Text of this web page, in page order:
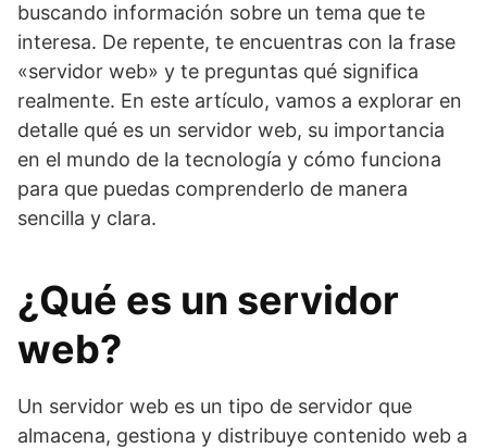
buscando información sobre un tema que te
interesa. De repente, te encuentras con la frase
«servidor web» y te preguntas qué significa
realmente. En este artículo, vamos a explorar en
detalle qué es un servidor web, su importancia
en el mundo de la tecnología y cómo funciona
para que puedas comprenderlo de manera
sencilla y clara.
¿Qué es un servidor
web?
Un servidor web es un tipo de servidor que
almacena, gestiona y distribuye contenido web a